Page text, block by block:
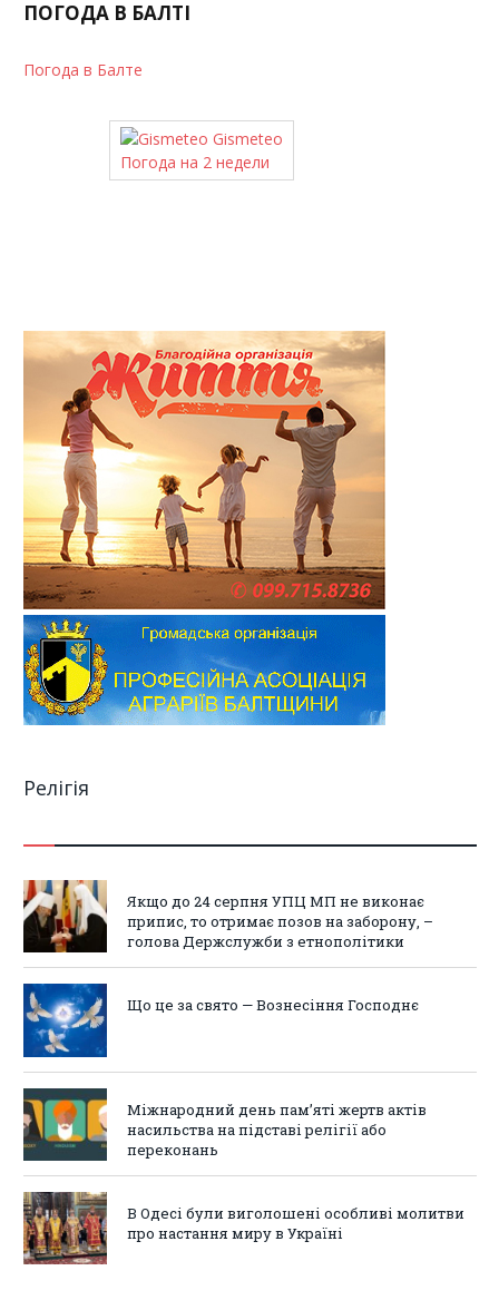
ПОГОДА В БАЛТІ
Погода в Балте
Gismeteo
Погода на 2 недели
Релігія
Якщо до 24 серпня УПЦ МП не виконає
припис, то отримає позов на заборону, –
голова Держслужби з етнополітики
Що це за свято — Вознесіння Господнє
Міжнародний день пам’яті жертв актів
насильства на підставі релігії або
переконань
В Одесі були виголошені особливі молитви
про настання миру в Україні